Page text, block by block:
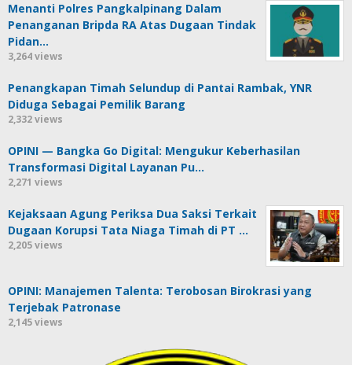
Menanti Polres Pangkalpinang Dalam
Penanganan Bripda RA Atas Dugaan Tindak
Pidan…
3,264 views
Penangkapan Timah Selundup di Pantai Rambak, YNR
Diduga Sebagai Pemilik Barang
2,332 views
OPINI — Bangka Go Digital: Mengukur Keberhasilan
Transformasi Digital Layanan Pu…
2,271 views
Kejaksaan Agung Periksa Dua Saksi Terkait
Dugaan Korupsi Tata Niaga Timah di PT …
2,205 views
OPINI: Manajemen Talenta: Terobosan Birokrasi yang
Terjebak Patronase
2,145 views